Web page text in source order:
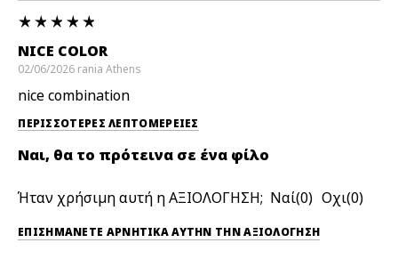
NICE COLOR
02/06/2026 rania Athens
nice combination
ΠΕΡΙΣΣΌΤΕΡΕΣ ΛΕΠΤΟΜΈΡΕΙΕΣ
Ναι, θα το πρότεινα σε ένα φίλο
Ήταν χρήσιμη αυτή η ΑΞΙΟΛΟΓΗΣΗ; 0 0
ΕΠΙΣΗΜΆΝΕΤΕ ΑΡΝΗΤΙΚΆ ΑΥΤΉΝ ΤΗΝ ΑΞΙΟΛΟΓΗΣΗ